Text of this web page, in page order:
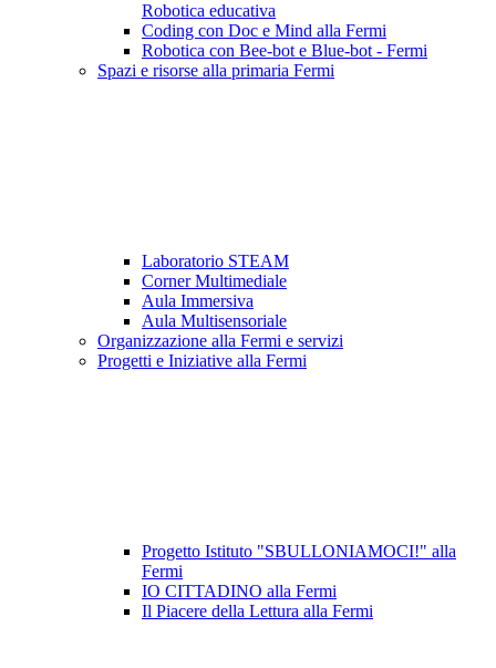
Robotica educativa
Coding con Doc e Mind alla Fermi
Robotica con Bee-bot e Blue-bot - Fermi
Spazi e risorse alla primaria Fermi
Laboratorio STEAM
Corner Multimediale
Aula Immersiva
Aula Multisensoriale
Organizzazione alla Fermi e servizi
Progetti e Iniziative alla Fermi
Progetto Istituto "SBULLONIAMOCI!" alla
Fermi
IO CITTADINO alla Fermi
Il Piacere della Lettura alla Fermi